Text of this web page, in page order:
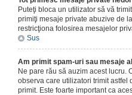
Puteţi bloca un utilizator să vă
primiţi mesaje private abuzive de
restricţiona folosirea mesajelor
Sus
Am primit spam-uri sau mesaje
Ne pare rău să auzim acest lucru.
observa care utilizatori trimit astfel
primit. Este foarte important ca